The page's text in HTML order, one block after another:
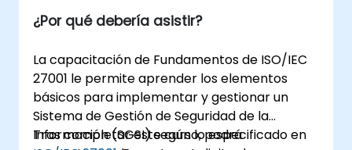
¿Por qué debería asistir?
La capacitación de Fundamentos de ISO/IEC
27001 le permite aprender los elementos
básicos para implementar y gestionar un
Sistema de Gestión de Seguridad de la
Información (SGSI) según lo especificado en
Tras completar este curso, podrá